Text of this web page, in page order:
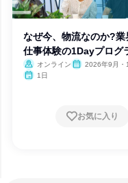
なぜ今、物流なのか?業
仕事体験の1Dayプログ
オンライン
2026年9月・
1日
お気に入り